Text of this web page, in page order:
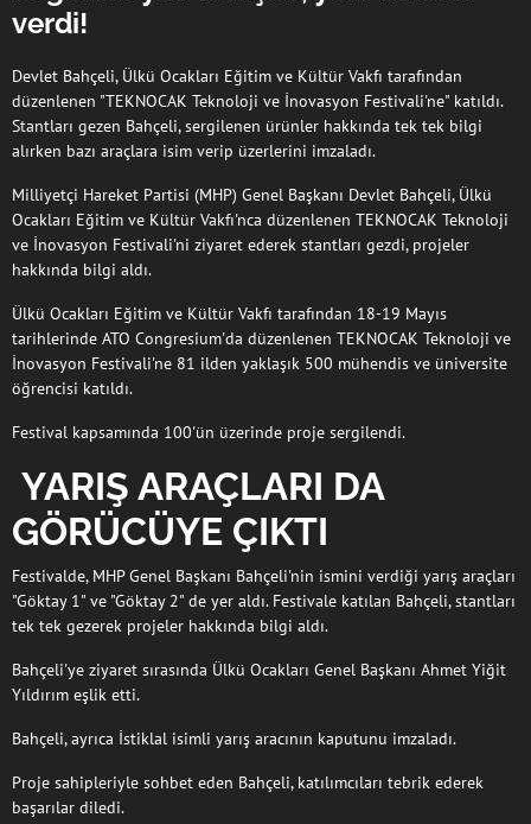
verdi!
Devlet Bahçeli, Ülkü Ocakları Eğitim ve Kültür Vakfı tarafından
düzenlenen "TEKNOCAK Teknoloji ve İnovasyon Festivali'ne" katıldı.
Stantları gezen Bahçeli, sergilenen ürünler hakkında tek tek bilgi
alırken bazı araçlara isim verip üzerlerini imzaladı.
Milliyetçi Hareket Partisi (MHP) Genel Başkanı Devlet Bahçeli, Ülkü
Ocakları Eğitim ve Kültür Vakfı'nca düzenlenen TEKNOCAK Teknoloji
ve İnovasyon Festivali'ni ziyaret ederek stantları gezdi, projeler
hakkında bilgi aldı.
Ülkü Ocakları Eğitim ve Kültür Vakfı tarafından 18-19 Mayıs
tarihlerinde ATO Congresium'da düzenlenen TEKNOCAK Teknoloji ve
İnovasyon Festivali'ne 81 ilden yaklaşık 500 mühendis ve üniversite
öğrencisi katıldı.
Festival kapsamında 100'ün üzerinde proje sergilendi.
YARIŞ ARAÇLARI DA
GÖRÜCÜYE ÇIKTI
Festivalde, MHP Genel Başkanı Bahçeli'nin ismini verdiği yarış araçları
"Göktay 1" ve "Göktay 2" de yer aldı. Festivale katılan Bahçeli, stantları
tek tek gezerek projeler hakkında bilgi aldı.
Bahçeli'ye ziyaret sırasında Ülkü Ocakları Genel Başkanı Ahmet Yiğit
Yıldırım eşlik etti.
Bahçeli, ayrıca İstiklal isimli yarış aracının kaputunu imzaladı.
Proje sahipleriyle sohbet eden Bahçeli, katılımcıları tebrik ederek
başarılar diledi.